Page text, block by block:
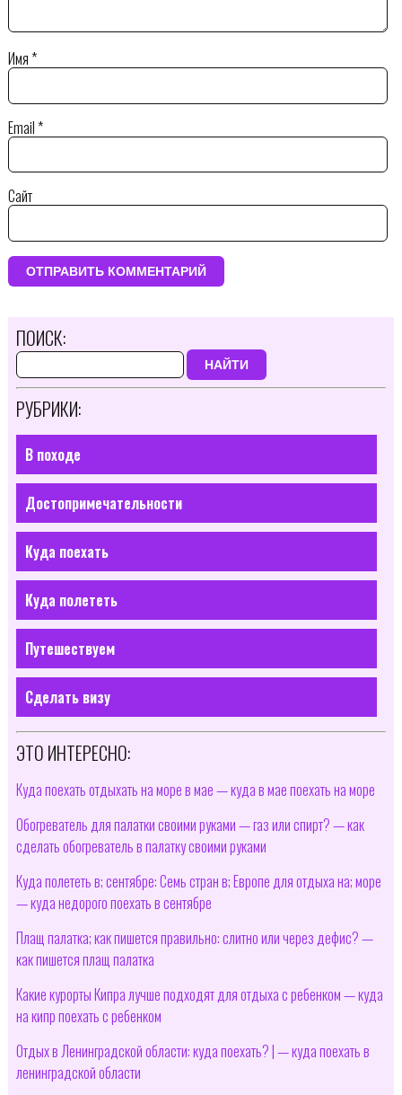
Имя*
Email*
Сайт
ПОИСК:
НАЙТИ
РУБРИКИ:
В походе
Достопримечательности
Куда поехать
Куда полететь
Путешествуем
Сделать визу
ЭТО ИНТЕРЕСНО:
Куда поехать отдыхать на море в мае — куда в мае поехать на море
Обогреватель для палатки своими руками — газ или спирт? — как
сделать обогреватель в палатку своими руками
Куда полететь в; сентябре: Семь стран в; Европе для отдыха на; море
— куда недорого поехать в сентябре
Плащ палатка; как пишется правильно: слитно или через дефис? —
как пишется плащ палатка
Какие курорты Кипра лучше подходят для отдыха с ребенком — куда
на кипр поехать с ребенком
Отдых в Ленинградской области: куда поехать? | — куда поехать в
ленинградской области